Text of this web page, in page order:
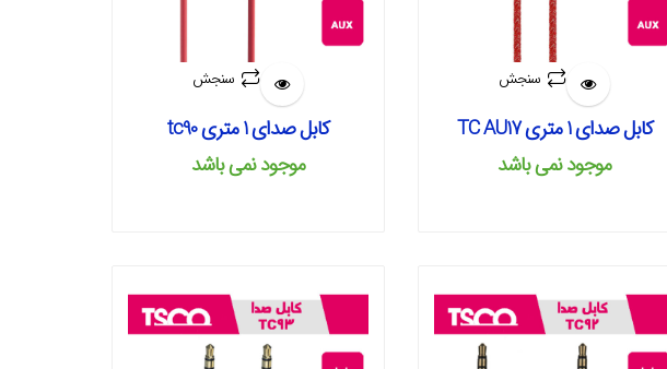
سنجش
کابل صدای 1 متری TC AU17
موجود نمی‌ باشد
سنجش
کابل صدای 1 متری tc90
موجود نمی‌ باشد